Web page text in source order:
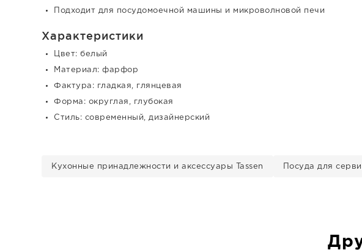
Подходит для посудомоечной машины и микроволновой печи
Характеристики
Цвет: белый
Материал: фарфор
Фактура: гладкая, глянцевая
Форма: округлая, глубокая
Стиль: современный, дизайнерский
Кухонные принадлежности и аксессуары Tassen Посуда для